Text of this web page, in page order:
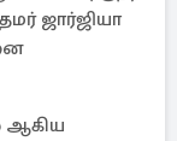
ஜார்ஜியா
ஆகிய